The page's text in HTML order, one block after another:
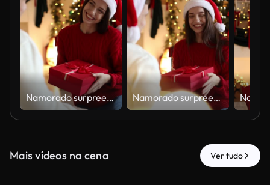
Namorado surpreendendo a namorada com presente de Natal em casa. Câmera se movendo Namorado surpreendendo a namorada com presente de Natal em casa. Câmera se movendo
Mais vídeos na cena Ver tudo